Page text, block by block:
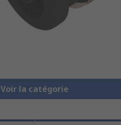
Voir la catégorie